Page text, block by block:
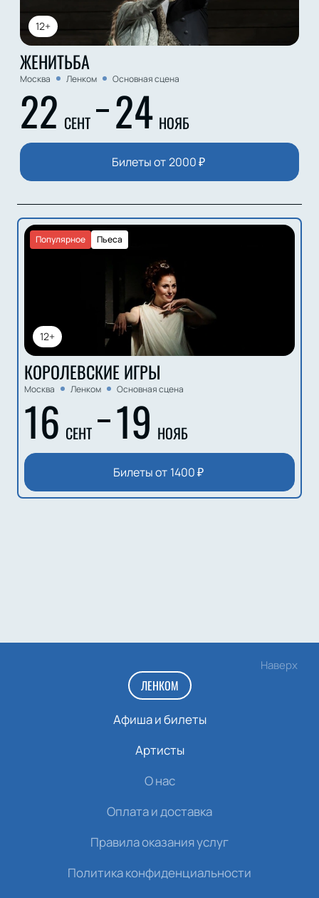
12+
ЖЕНИТЬБА
Москва Ленком Основная сцена
22 СЕНТ 24 НОЯБ
Билеты от 2000₽
12+
Пьеса
Популярное
КОРОЛЕВСКИЕ ИГРЫ
Москва Ленком Основная сцена
16 СЕНТ 19 НОЯБ
Билеты от 1400₽
Наверх
ЛЕНКОМ
Афиша и билеты
Артисты
О нас
Оплата и доставка
Правила оказания услуг
Политика конфиденциальности